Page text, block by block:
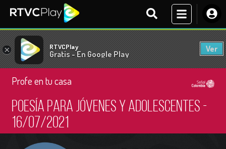
× RTVCPlay
Gratis - En Google Play
Ver
Profe en tu casa
Poesía para jóvenes y adolescentes -
16/07/2021